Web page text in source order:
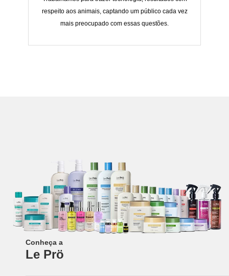
respeito aos animais, captando um público cada vez
mais preocupado com essas questões.
Conheça a
Le Prö